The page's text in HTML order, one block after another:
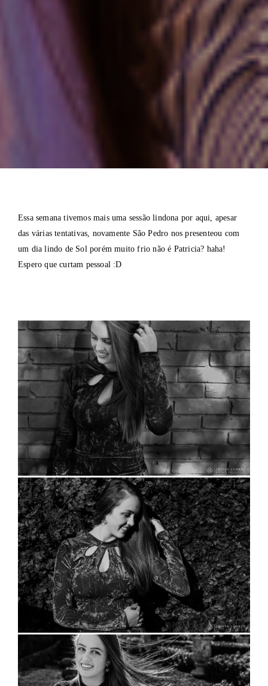
Essa semana tivemos mais uma sessão lindona por aqui, apesar
das várias tentativas, novamente São Pedro nos presenteou com
um dia lindo de Sol porém muito frio não é Patricia? haha!
Espero que curtam pessoal :D